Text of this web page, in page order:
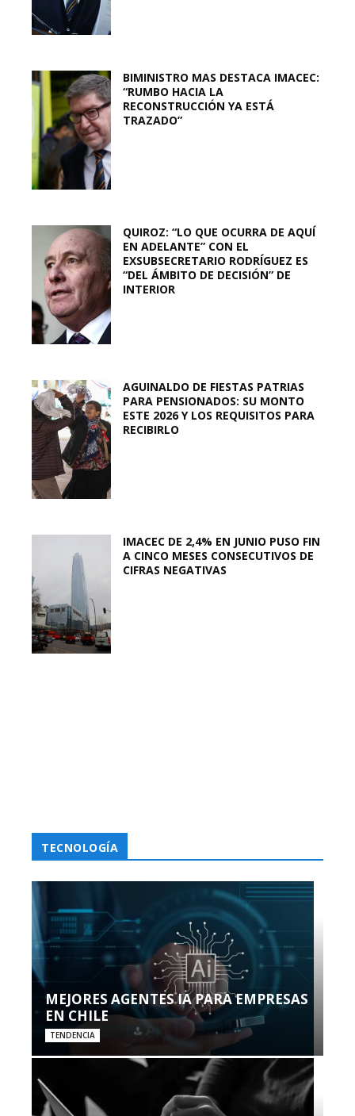
BIMINISTRO MAS DESTACA IMACEC:
“RUMBO HACIA LA
RECONSTRUCCIÓN YA ESTÁ
TRAZADO”
QUIROZ: “LO QUE OCURRA DE AQUÍ
EN ADELANTE” CON EL
EXSUBSECRETARIO RODRÍGUEZ ES
“DEL ÁMBITO DE DECISIÓN” DE
INTERIOR
AGUINALDO DE FIESTAS PATRIAS
PARA PENSIONADOS: SU MONTO
ESTE 2026 Y LOS REQUISITOS PARA
RECIBIRLO
IMACEC DE 2,4% EN JUNIO PUSO FIN
A CINCO MESES CONSECUTIVOS DE
CIFRAS NEGATIVAS
TECNOLOGÍA
MEJORES AGENTES IA PARA EMPRESAS
EN CHILE
TENDENCIA